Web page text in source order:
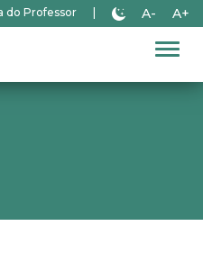
do Professor A- A+